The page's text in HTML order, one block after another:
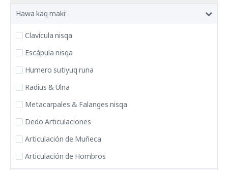
Hawa kaq maki: .
Clavícula nisqa
Escápula nisqa
Humero sutiyuq runa
Radius & Ulna
Metacarpales & Falanges nisqa
Dedo Articulaciones
Articulación de Muñeca
Articulación de Hombros